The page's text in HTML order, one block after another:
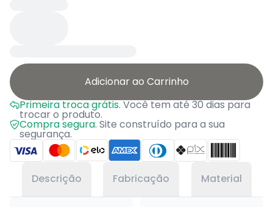
Adicionar ao Carrinho
Primeira troca grátis.Você tem até 30 dias para
trocar o produto.
Compra segura. Site construído para a sua
segurança.
Descrição Fabricação Material